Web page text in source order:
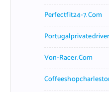
Perfectfit24-7.com
Von-Racer.com